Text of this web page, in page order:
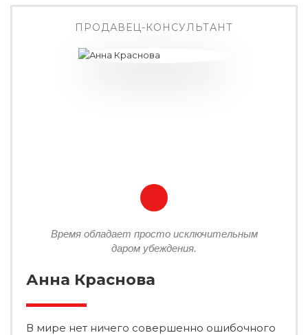
ПРОДАВЕЦ-КОНСУЛЬТАНТ
Время обладает просто исключительным
даром убеждения.
Анна Краснова
В мире нет ничего совершенно ошибочного